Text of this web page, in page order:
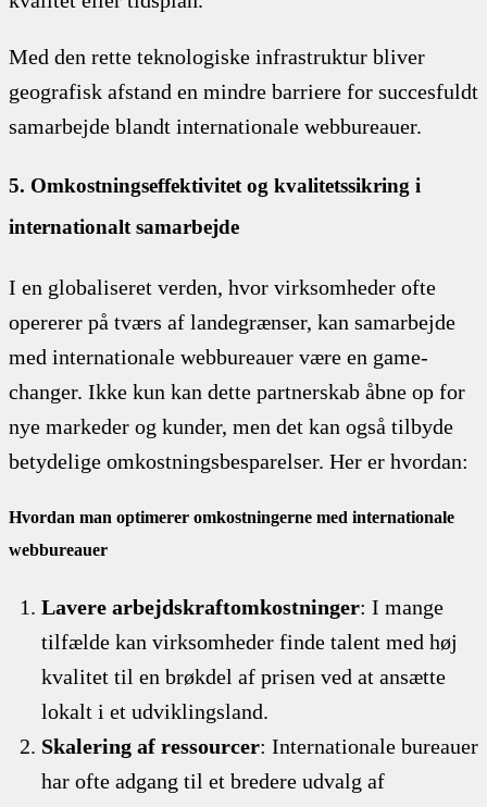
Med den rette teknologiske infrastruktur bliver
geografisk afstand en mindre barriere for succesfuldt
samarbejde blandt internationale webbureauer.
5. Omkostningseffektivitet og kvalitetssikring i
internationalt samarbejde
I en globaliseret verden, hvor virksomheder ofte
opererer på tværs af landegrænser, kan samarbejde
med internationale webbureauer være en game-
changer. Ikke kun kan dette partnerskab åbne op for
nye markeder og kunder, men det kan også tilbyde
betydelige omkostningsbesparelser. Her er hvordan:
Hvordan man optimerer omkostningerne med internationale
webbureauer
Lavere arbejdskraftomkostninger: I mange
tilfælde kan virksomheder finde talent med høj
kvalitet til en brøkdel af prisen ved at ansætte
lokalt i et udviklingsland.
Skalering af ressourcer: Internationale bureauer
har ofte adgang til et bredere udvalg af